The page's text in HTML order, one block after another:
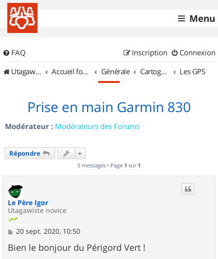
Menu
FAQ Connexion
Inscription
UtagawaVTT (Randos VTT et VTTAE avec traces GPS)
Accueil forum Générale Cartographie et GPS Les GPS
Prise en main Garmin 830
Modérateur : Modérateurs des Forums
Répondre
5 messages • Page 1 sur 1
Le Père Igor
Utagawiste novice
M
s
s
20 sept. 2020, 10:50
Bien le bonjour du Périgord Vert !